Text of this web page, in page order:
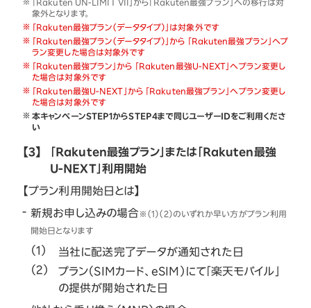
「Rakuten UN-LIMIT VII」から「Rakuten最強プラン」への移行は対
象外となります。
「Rakuten最強プラン（データタイプ）」は対象外です
「Rakuten最強プラン（データタイプ）」から 「Rakuten最強プラン」へプ
ラン変更した場合は対象外です
「Rakuten最強プラン」から 「Rakuten最強U-NEXT」へプラン変更し
た場合は対象外です
「Rakuten最強U-NEXT」から 「Rakuten最強プラン」へプラン変更し
た場合は対象外です
本キャンペーンSTEP1からSTEP4まで同じユーザーIDをご利用くださ
い
【3】
「Rakuten最強プラン」または「Rakuten最強
U-NEXT」利用開始
【プラン利用開始日とは】
新規お申し込みの場合 ※（1）（2）のいずれか早い方がプラン利用
開始日となります
当社に配送完了データが通知された日
プラン（SIMカード、eSIM）にて「楽天モバイル」
の提供が開始された日